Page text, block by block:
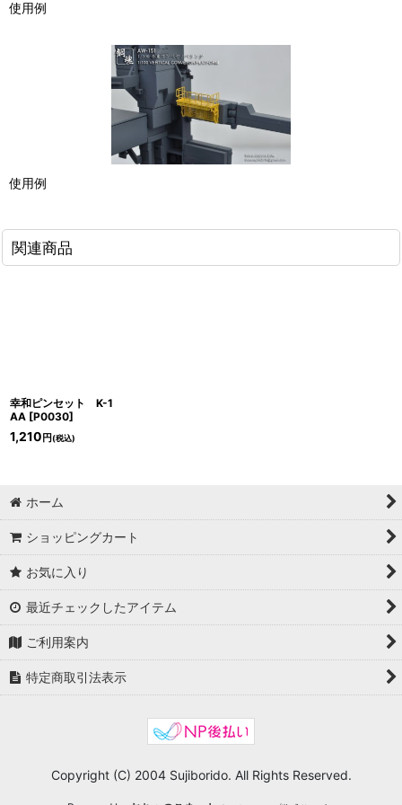
使用例
使用例
関連商品
幸和ピンセット K-1
AA [P0030]
1,210 円(税込)
ホーム
ショッピングカート
お気に入り
最近チェックしたアイテム
ご利用案内
特定商取引法表示
Copyright (C) 2004 Sujiborido. All Rights Reserved.